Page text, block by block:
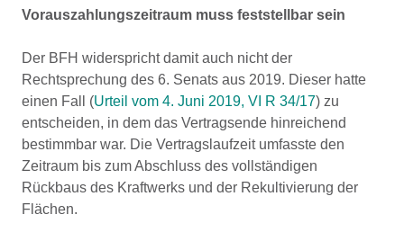
Vorauszahlungszeitraum muss feststellbar sein
Der BFH widerspricht damit auch nicht der
Rechtsprechung des 6. Senats aus 2019. Dieser hatte
einen Fall (Urteil vom 4. Juni 2019, VI R 34/17) zu
entscheiden, in dem das Vertragsende hinreichend
bestimmbar war. Die Vertragslaufzeit umfasste den
Zeitraum bis zum Abschluss des vollständigen
Rückbaus des Kraftwerks und der Rekultivierung der
Flächen.